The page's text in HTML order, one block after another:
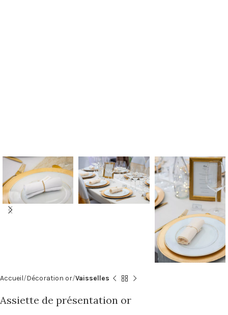
Accueil Décoration or Vaisselles
Assiette de présentation or